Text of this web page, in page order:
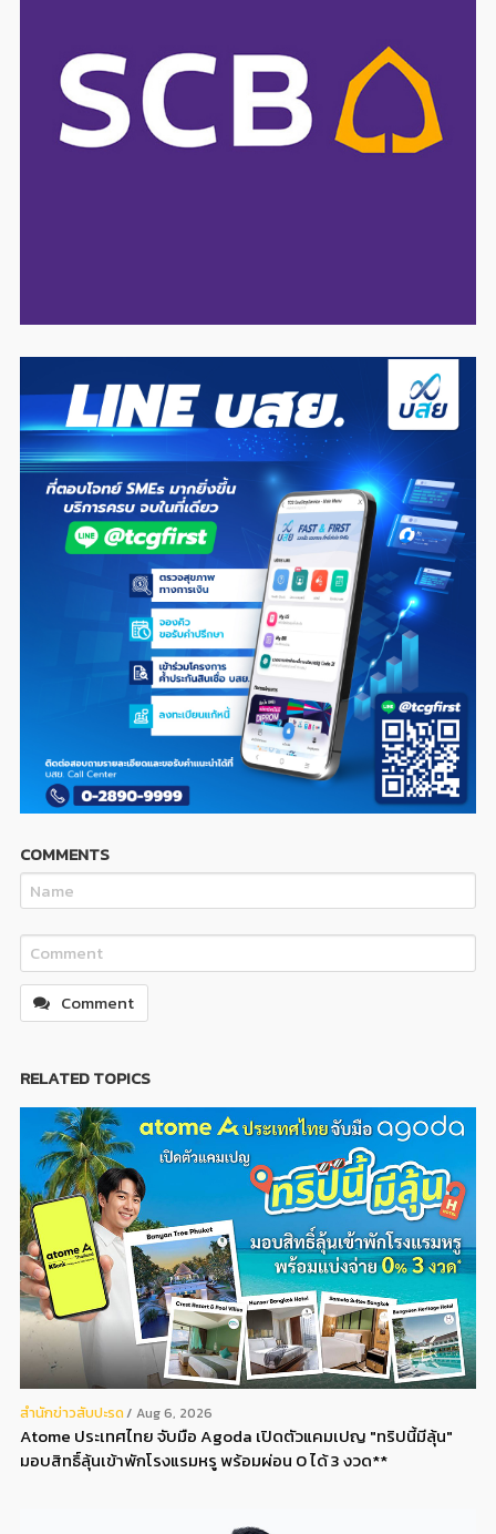
COMMENTS
Comment
RELATED TOPICS
สํานักข่าวสับปะรด Aug 6, 2026
Atome ประเทศไทย จับมือ Agoda เปิดตัวแคมเปญ "ทริปนี้มีลุ้น"
มอบสิทธิ์ลุ้นเข้าพักโรงแรมหรู พร้อมผ่อน 0 ได้ 3 งวด**